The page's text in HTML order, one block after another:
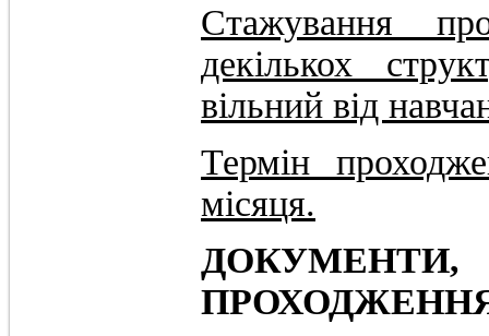
Стажування
декількох
вільний від
Термін
місяця.